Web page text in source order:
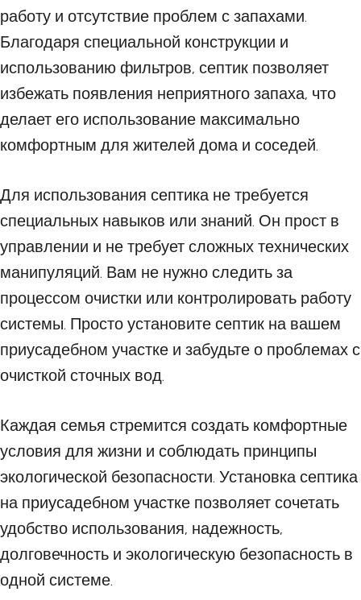
работу и отсутствие проблем с запахами.
Благодаря специальной конструкции и
использованию фильтров, септик позволяет
избежать появления неприятного запаха, что
делает его использование максимально
комфортным для жителей дома и соседей.
Для использования септика не требуется
специальных навыков или знаний. Он прост в
управлении и не требует сложных технических
манипуляций. Вам не нужно следить за
процессом очистки или контролировать работу
системы. Просто установите септик на вашем
приусадебном участке и забудьте о проблемах с
очисткой сточных вод.
Каждая семья стремится создать комфортные
условия для жизни и соблюдать принципы
экологической безопасности. Установка септика
на приусадебном участке позволяет сочетать
удобство использования, надежность,
долговечность и экологическую безопасность в
одной системе.